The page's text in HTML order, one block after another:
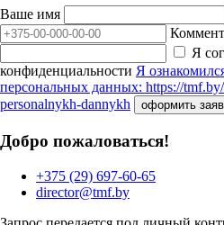
Ваше имя
Я
конфиденциальности Я
персональных данных: https://
personalnykh-dannykh
оформить
Добро пожаловаться!
+375 (29) 697-60-65
director@tmf.by